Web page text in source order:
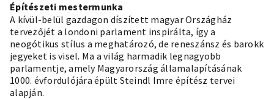
Építészeti mestermunka
A kívül-belül gazdagon díszített magyar Országház
tervezőjét a londoni parlament inspirálta, így a
neogótikus stílus a meghatározó, de reneszánsz és barokk
jegyeket is visel. Ma a világ harmadik legnagyobb
parlamentje, amely Magyarország államalapításának
1000. évfordulójára épült Steindl Imre építész tervei
alapján.